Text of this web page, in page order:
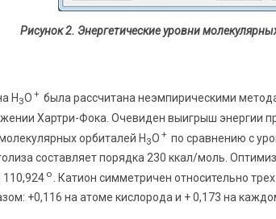
Рисунок 2. Энергетические уровни
Н 3О + была рассчитана неэмпирическими
Хартри-Фока. Очевиден выигрыш энергии
орбиталей Н3О + по сравнению с
составляет порядка 230 ккал/моль.
о . Катион симметричен относительно
+0,116 на атоме кислорода и + 0,173 на